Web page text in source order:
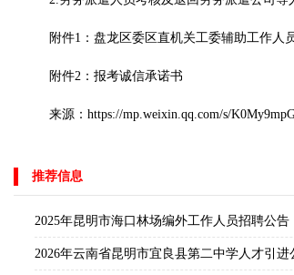
附件1：盘龙区委区直机关工委辅助工作人
附件2：报考诚信承诺书
来源：https://mp.weixin.qq.com/s/
推荐信息
2025年昆明市海口林场编外工作人员招聘公告
2026年云南省昆明市宜良县第二中学人才引进